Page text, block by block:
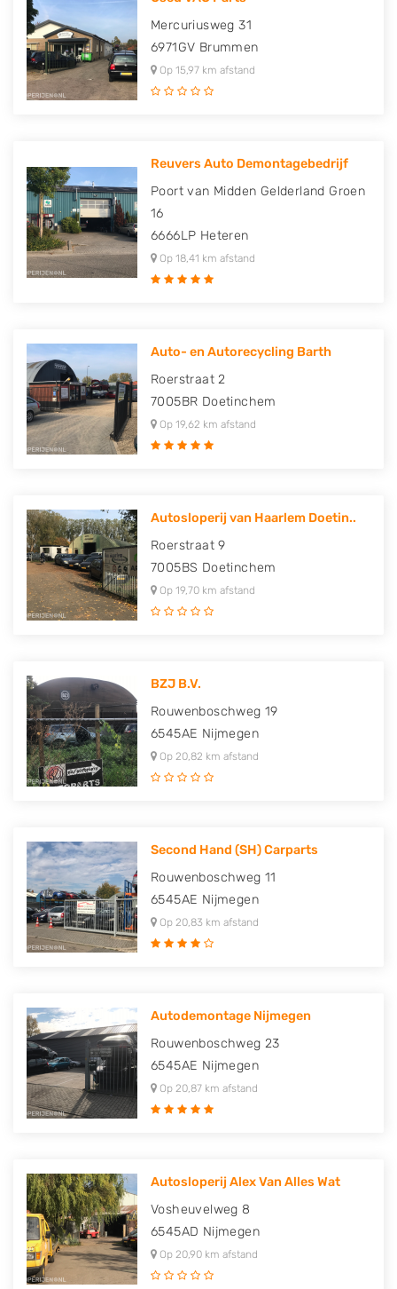
Mercuriusweg 31
6971GV Brummen
Op 15,97 km afstand
Reuvers Auto Demontagebedrijf
Poort van Midden Gelderland Groen
16
6666LP Heteren
Op 18,41 km afstand
Auto- en Autorecycling Barth
Roerstraat 2
7005BR Doetinchem
Op 19,62 km afstand
Autosloperij van Haarlem Doetin..
Roerstraat 9
7005BS Doetinchem
Op 19,70 km afstand
BZJ B.V.
Rouwenboschweg 19
6545AE Nijmegen
Op 20,82 km afstand
Second Hand (SH) Carparts
Rouwenboschweg 11
6545AE Nijmegen
Op 20,83 km afstand
Autodemontage Nijmegen
Rouwenboschweg 23
6545AE Nijmegen
Op 20,87 km afstand
Autosloperij Alex Van Alles Wat
Vosheuvelweg 8
6545AD Nijmegen
Op 20,90 km afstand